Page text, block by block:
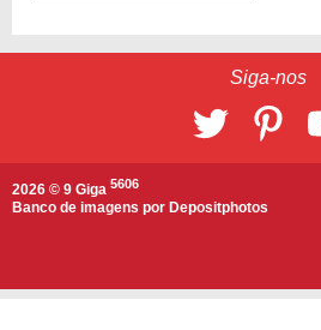
Siga-nos
2026 © 9 Giga 5606
Banco de imagens por Depositphotos